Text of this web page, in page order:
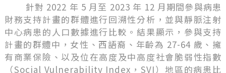
針對 2022 年 5 月至 2023 年 12 月期間參與病患
財務支持計畫的群體進行回溯性分析，並與靜脈注射
中心病患的人口數據進行比較。結果顯示，參與支持
計畫的群體中，女性、西語裔、年齡為 27-64 歲、擁
有商業保險、以及位在高度及中高度社會脆弱性指數
（Social Vulnerability Index，SVI）地區的病患比